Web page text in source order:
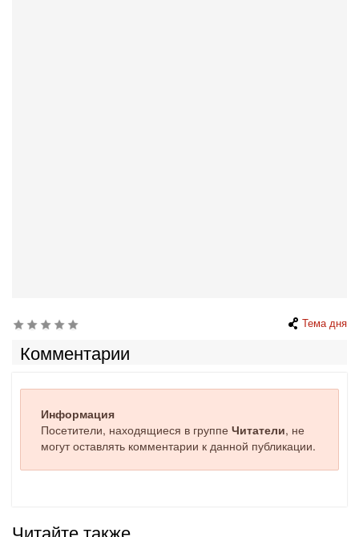
Тема дня
Комментарии
Информация
Посетители, находящиеся в группе Читатели, не
могут оставлять комментарии к данной публикации.
Читайте также